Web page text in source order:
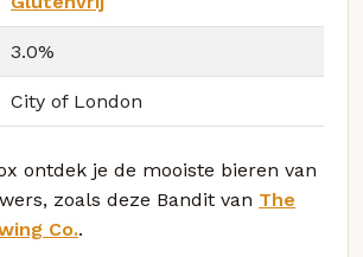
3.0%
City of London
ontdek je de mooiste bieren van
zoals deze Bandit van The
Co..